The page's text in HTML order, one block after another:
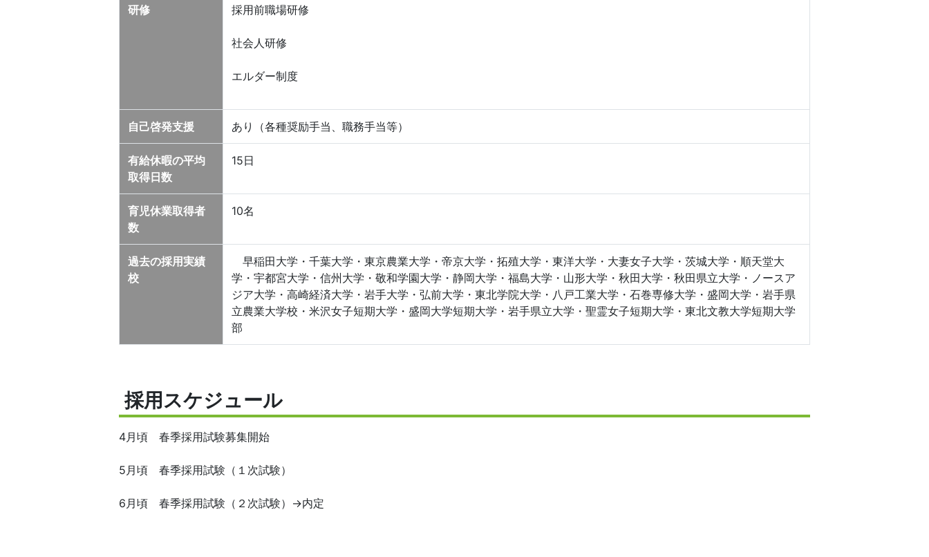
研修 採用前職場研修
社会人研修
エルダー制度
自己啓発支援 あり（各種奨励手当、職務手当等）
有給休暇の平均
取得日数
15日
育児休業取得者
数
10名
過去の採用実績
校
早稲田大学・千葉大学・東京農業大学・帝京大学・拓殖大学・東洋大学・大妻女子大学・茨城大学・順天堂大
学・宇都宮大学・信州大学・敬和学園大学・静岡大学・福島大学・山形大学・秋田大学・秋田県立大学・ノースア
ジア大学・高崎経済大学・岩手大学・弘前大学・東北学院大学・八戸工業大学・石巻専修大学・盛岡大学・岩手県
立農業大学校・米沢女子短期大学・盛岡大学短期大学・岩手県立大学・聖霊女子短期大学・東北文教大学短期大学
部
採用スケジュール
4月頃 春季採用試験募集開始
5月頃 春季採用試験（１次試験）
6月頃 春季採用試験（２次試験）→内定